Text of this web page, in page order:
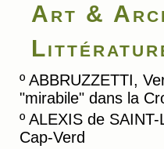
Art &
º ABBRUZZETTI,
"mirabile" dans la
º ALEXIS de
Cap-Verd